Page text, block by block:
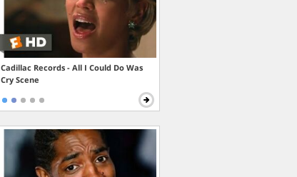
Cadillac Records - All I Could Do Was
Cry Scene